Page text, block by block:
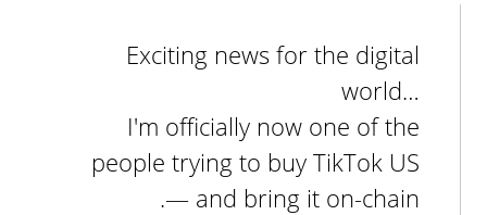
Exciting news for the digital
world…
I'm officially now one of the
people trying to buy TikTok US
— and bring it on-chain.